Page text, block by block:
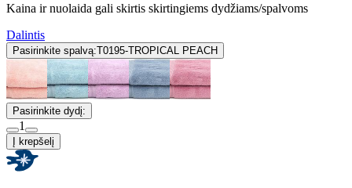
Kaina ir nuolaida gali skirtis skirtingiems dydžiams/spalvoms
Dalintis
Pasirinkite spalvą:T0195-TROPICAL PEACH
Pasirinkite dydį:
1
Į krepšelį